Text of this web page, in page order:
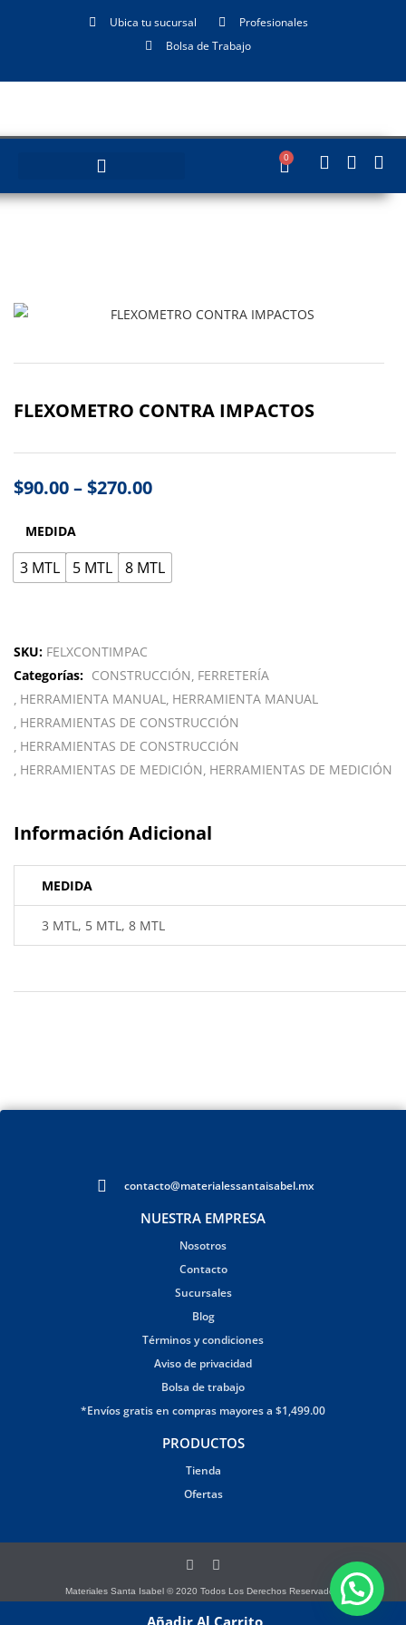
Ubica tu sucursal
Profesionales
Bolsa de Trabajo
0
FLEXOMETRO CONTRA IMPACTOS
$90.00–$270.00
MEDIDA
3 MTL 5 MTL 8 MTL
Añadir Al Carrito
SKU: FELXCONTIMPAC
Categorías: CONSTRUCCIÓN FERRETERÍA
HERRAMIENTA MANUAL HERRAMIENTA MANUAL
HERRAMIENTAS DE CONSTRUCCIÓN
HERRAMIENTAS DE CONSTRUCCIÓN
HERRAMIENTAS DE MEDICIÓN HERRAMIENTAS DE MEDICIÓN
Información Adicional
MEDIDA
3 MTL, 5 MTL, 8 MTL
contacto@materialessantaisabel.mx
NUESTRA EMPRESA
Nosotros
Contacto
Sucursales
Blog
Términos y condiciones
Aviso de privacidad
Bolsa de trabajo
*Envíos gratis en compras mayores a $1,499.00
PRODUCTOS
Tienda
Ofertas
Materiales Santa Isabel © 2020 Todos Los Derechos Reservados.